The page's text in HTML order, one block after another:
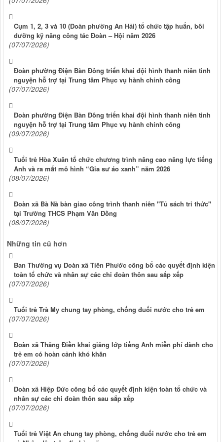
Cụm 1, 2, 3 và 10 (Đoàn phường An Hải) tổ chức tập huấn, bồi
dưỡng kỹ năng công tác Đoàn – Hội năm 2026
(07/07/2026)
Đoàn phường Điện Bàn Đông triển khai đội hình thanh niên tình
nguyện hỗ trợ tại Trung tâm Phục vụ hành chính công
(07/07/2026)
Đoàn phường Điện Bàn Đông triển khai đội hình thanh niên tình
nguyện hỗ trợ tại Trung tâm Phục vụ hành chính công
(09/07/2026)
Tuổi trẻ Hòa Xuân tổ chức chương trình nâng cao năng lực tiếng
Anh và ra mắt mô hình “Gia sư áo xanh” năm 2026
(08/07/2026)
Đoàn xã Bà Nà bàn giao công trình thanh niên "Tủ sách tri thức"
tại Trường THCS Phạm Văn Đồng
(08/07/2026)
Những tin cũ hơn
Ban Thường vụ Đoàn xã Tiên Phước công bố các quyết định kiện
toàn tổ chức và nhân sự các chi đoàn thôn sau sắp xếp
(07/07/2026)
Tuổi trẻ Trà My chung tay phòng, chống đuối nước cho trẻ em
(07/07/2026)
Đoàn xã Thăng Điền khai giảng lớp tiếng Anh miễn phí dành cho
trẻ em có hoàn cảnh khó khăn
(07/07/2026)
Đoàn xã Hiệp Đức công bố các quyết định kiện toàn tổ chức và
nhân sự các chi đoàn thôn sau sắp xếp
(07/07/2026)
Tuổi trẻ Việt An chung tay phòng, chống đuối nước cho trẻ em